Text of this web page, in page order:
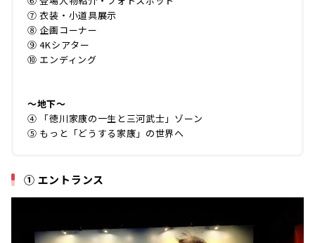
⑦ 衣装・小道具展示
⑧ 企画コーナー
⑨ 4Kシアター
⑩ エンディング
～地下～
④ 「徳川家康の一生と三河武士」ゾーン
⑤ もっと「どうする家康」の世界へ
① エントランス